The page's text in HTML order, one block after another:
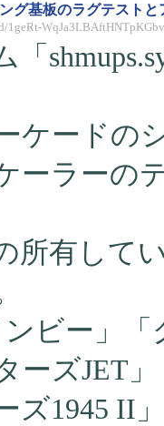
グ基板のラグテスト
1geRt-
ケードの
ーラーの
所有して
ビー」
ーズJET
ズ1945 II